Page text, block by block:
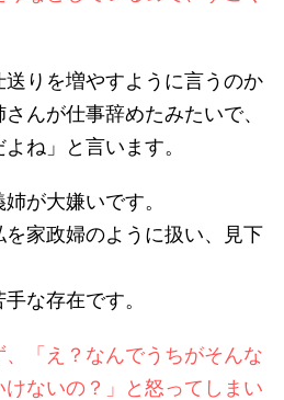
りを増やすように言うのか
んが仕事辞めたみたいで、
ね」と言います。
が大嫌いです。
家政婦のように扱い、見下
な存在です。
「え？なんでうちがそんな
ないの？」と怒ってしまい